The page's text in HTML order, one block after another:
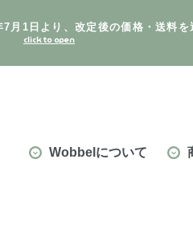
月1日より、改定後の価格・送料を
Wobbelについて